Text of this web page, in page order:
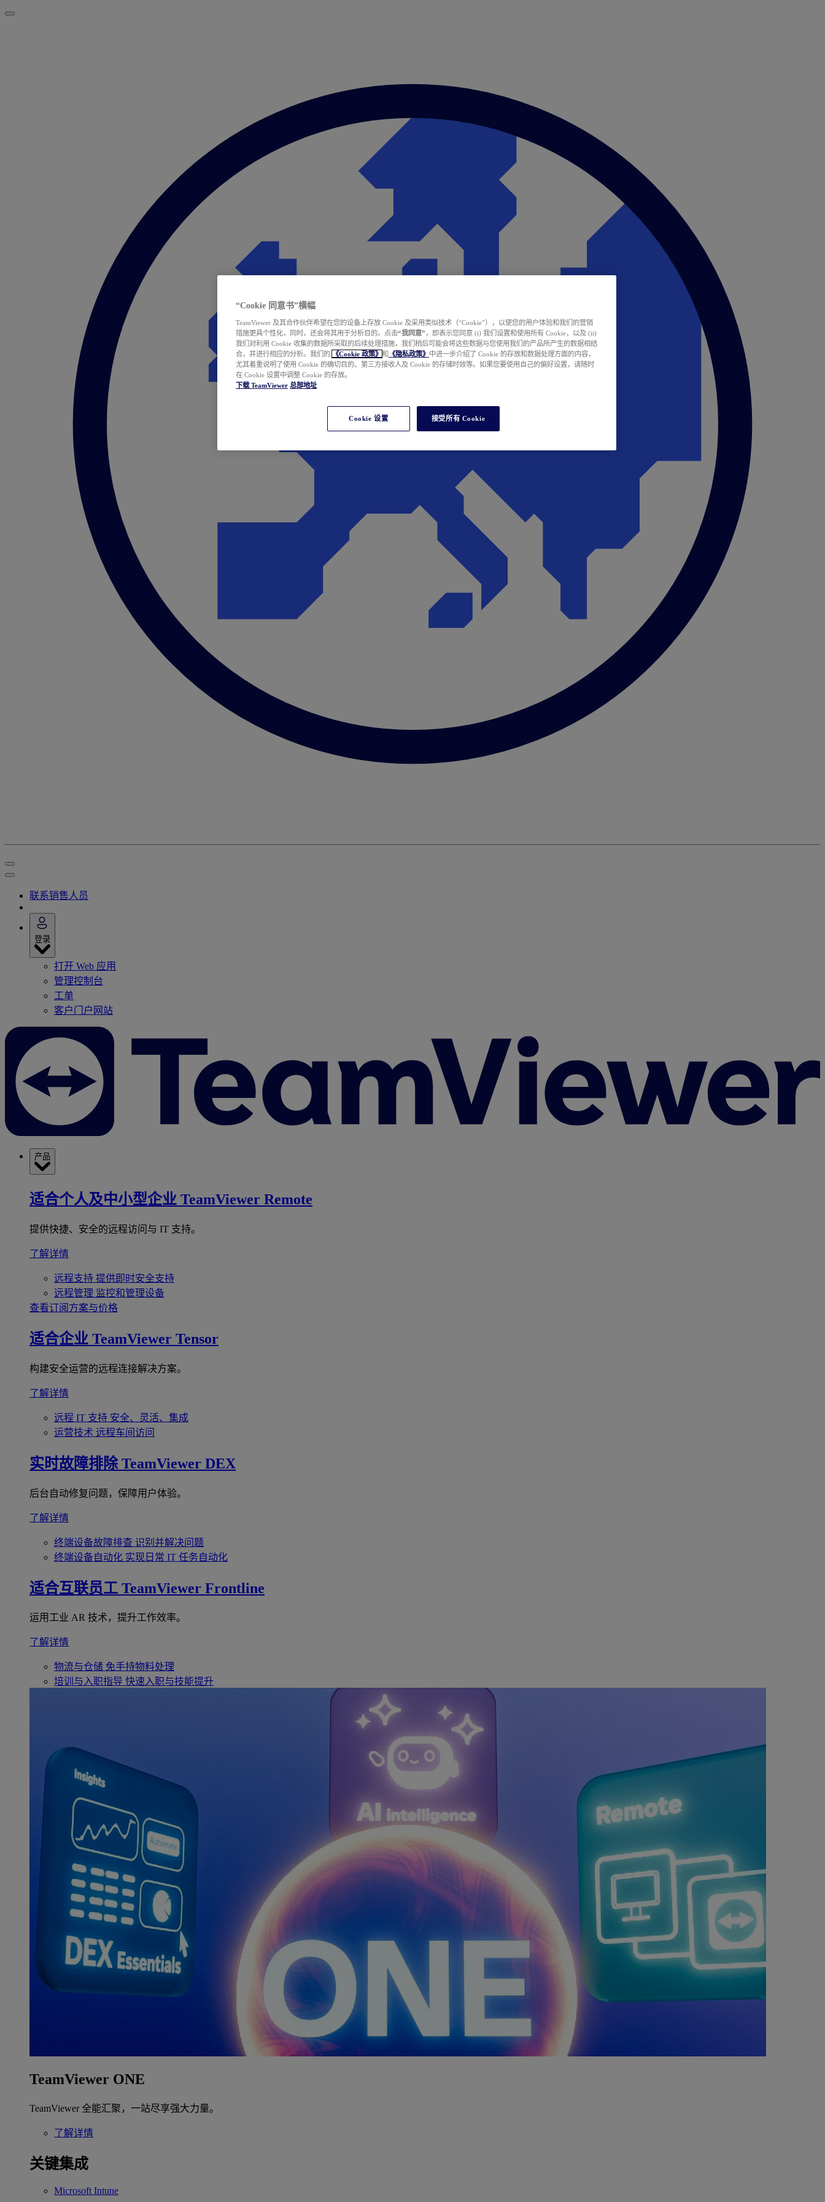
联系销售人员
登录
打开 Web 应用
管理控制台
工单
客户门户网站
产品
适合个人及中小型企业 TeamViewer Remote
提供快捷、安全的远程访问与 IT 支持。
了解详情
远程支持 提供即时安全支持
远程管理 监控和管理设备
查看订阅方案与价格
适合企业 TeamViewer Tensor
构建安全运营的远程连接解决方案。
了解详情
远程 IT 支持 安全、灵活、集成
运营技术 远程车间访问
实时故障排除 TeamViewer DEX
后台自动修复问题，保障用户体验。
了解详情
终端设备故障排查 识别并解决问题
终端设备自动化 实现日常 IT 任务自动化
适合互联员工 TeamViewer Frontline
运用工业 AR 技术，提升工作效率。
了解详情
物流与仓储 免手持物料处理
培训与入职指导 快速入职与技能提升
TeamViewer ONE
TeamViewer 全能汇聚，一站尽享强大力量。
了解详情
关键集成
Microsoft Intune
“Cookie 同意书”横幅
TeamViewer 及其合作伙伴希望在您的设备上存放 Cookie 及采用类似技术（“Cookie”），以使您的用户体验和我们的营销
措施更具个性化，同时，还会将其用于分析目的。点击“我同意” ，即表示您同意 (i) 我们设置和使用所有 Cookie，以及 (ii)
我们对利用 Cookie 收集的数据所采取的后续处理措施，我们稍后可能会将这些数据与您使用我们的产品所产生的数据相结
合，并进行相应的分析。我们的
《Cookie 政策》 和 《隐私政策》 中进一步介绍了 Cookie 的存放和数据处理方面的内容，
尤其着重说明了使用 Cookie 的确切目的、第三方接收人及 Cookie 的存储时效等。如果您要使用自己的偏好设置，请随时
在 Cookie 设置中调整 Cookie 的存放。
下载 TeamViewer 总部地址
Cookie 设置 接受所有 Cookie